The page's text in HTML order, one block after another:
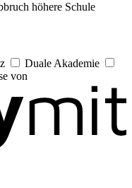
höhere Schule
Duale Akademie
von